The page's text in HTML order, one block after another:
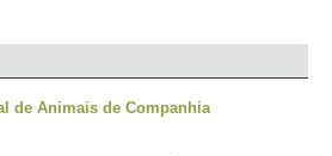
de Animais de Companhia